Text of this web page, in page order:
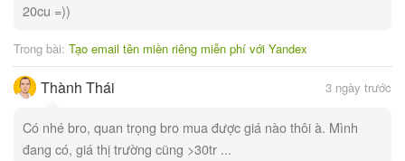
20cu =))
Trong bài: Tạo email tên miền riêng miễn phí với Yandex
Thành Thái 3 ngày trước
Có nhé bro, quan trọng bro mua được giá nào thôi à. Mình
đang có, giá thị trường cũng >30tr ...